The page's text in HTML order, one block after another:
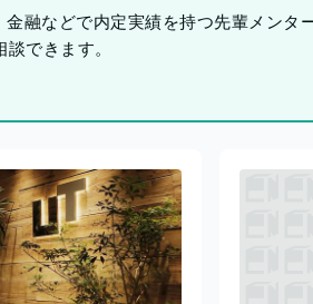
融などで内定実績を持つ先輩メンタ
できます。